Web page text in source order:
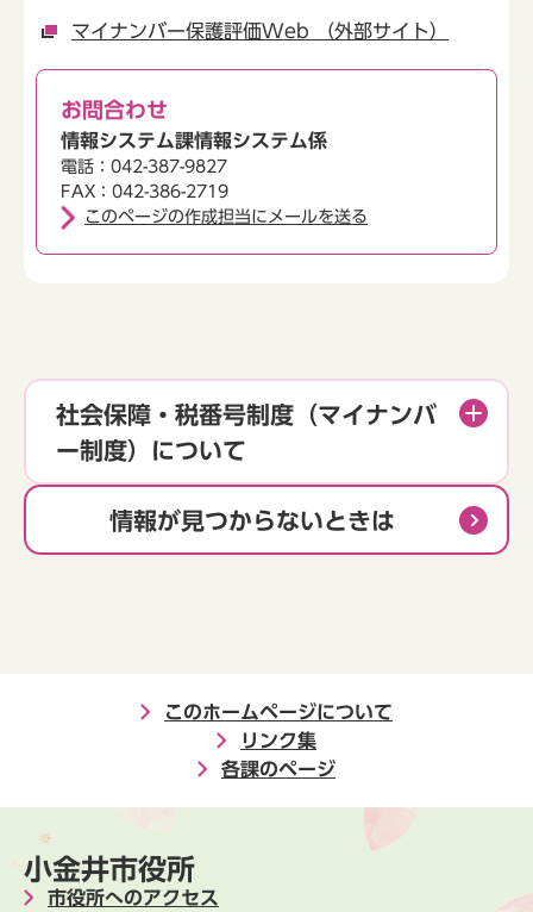
マイナンバー保護評価Web （外部サイト）
お問合わせ
情報システム課情報システム係
電話：042-387-9827
FAX：042-386-2719
このページの作成担当にメールを送る
社会保障・税番号制度（マイナンバ
ー制度）について
情報が見つからないときは
このホームページについて
リンク集
各課のページ
小金井市役所
市役所へのアクセス